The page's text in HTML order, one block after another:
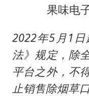
果味电
2022年5月1
法》规定，除
平台之外，不
止销售除烟草